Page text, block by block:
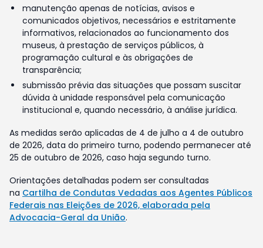
manutenção apenas de notícias, avisos e
comunicados objetivos, necessários e estritamente
informativos, relacionados ao funcionamento dos
museus, à prestação de serviços públicos, à
programação cultural e às obrigações de
transparência;
submissão prévia das situações que possam suscitar
dúvida à unidade responsável pela comunicação
institucional e, quando necessário, à análise jurídica.
As medidas serão aplicadas de 4 de julho a 4 de outubro
de 2026, data do primeiro turno, podendo permanecer até
25 de outubro de 2026, caso haja segundo turno.
Orientações detalhadas podem ser consultadas
na Cartilha de Condutas Vedadas aos Agentes Públicos
Federais nas Eleições de 2026, elaborada pela
Advocacia-Geral da União.